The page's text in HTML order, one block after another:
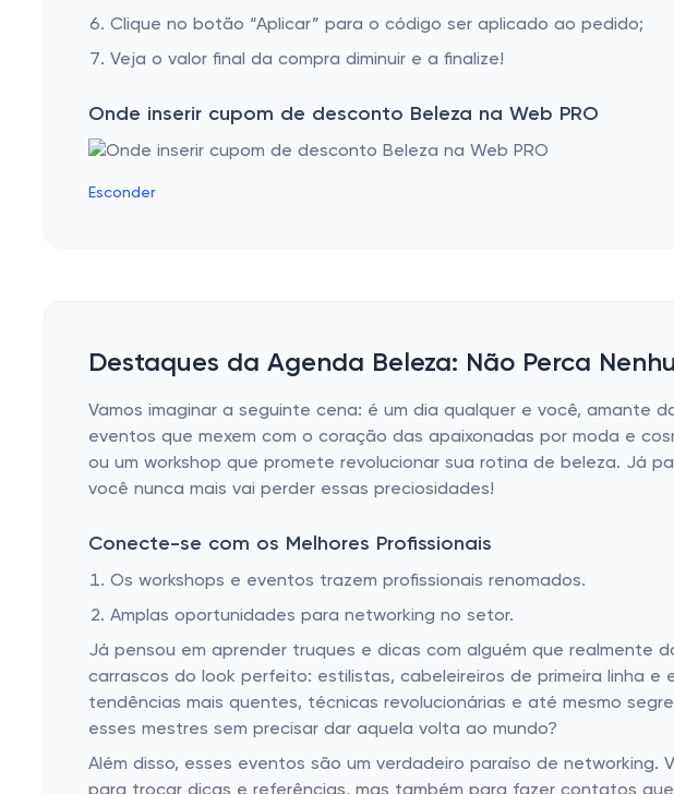
Clique no botão “Aplicar” para o código ser aplicado ao pedido;
Veja o valor final da compra diminuir e a finalize!
Onde inserir cupom de desconto Beleza na Web PRO
Esconder
Destaques da Agenda Beleza: Não Perca
Vamos imaginar a seguinte cena: é um dia qualquer e você, amante
eventos que mexem com o coração das apaixonadas por moda e
ou um workshop que promete revolucionar sua rotina de beleza. Já
você nunca mais vai perder essas preciosidades!
Conecte-se com os Melhores Profissionais
Os workshops e eventos trazem profissionais renomados.
Amplas oportunidades para networking no setor.
Já pensou em aprender truques e dicas com alguém que realmente
carrascos do look perfeito: estilistas, cabeleireiros de primeira linha e
tendências mais quentes, técnicas revolucionárias e até mesmo
esses mestres sem precisar dar aquela volta ao mundo?
Além disso, esses eventos são um verdadeiro paraíso de